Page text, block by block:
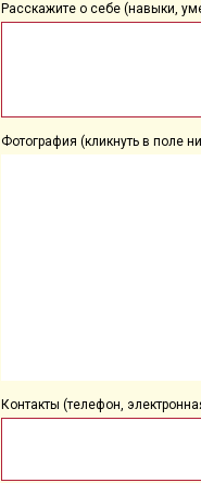
Расскажите о себе (навыки,
Фотография (кликнуть в поле
Контакты (телефон,